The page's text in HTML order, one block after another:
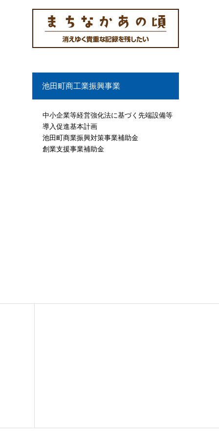
池田町商工業振興事業
中小企業等経営強化法に基づく先端設備等
導入促進基本計画
池田町商業振興対策事業補助金
創業支援事業補助金